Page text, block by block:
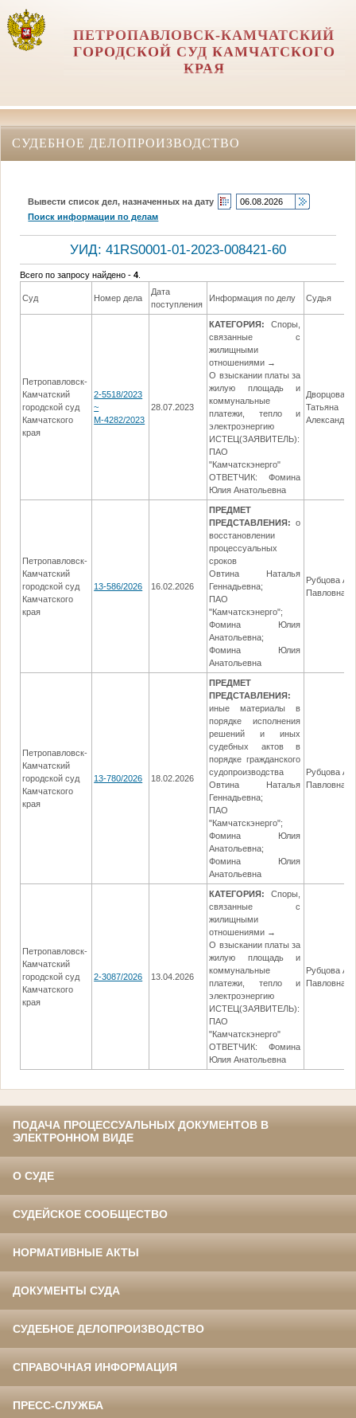
ПЕТРОПАВЛОВСК-КАМЧАТСКИЙ
ГОРОДСКОЙ СУД КАМЧАТСКОГО
КРАЯ
СУДЕБНОЕ ДЕЛОПРОИЗВОДСТВО
Вывести список дел, назначенных на дату
Поиск информации по делам
УИД: 41RS0001-01-2023-008421-60
Всего по запросу найдено -4
Суд Номер дела
Дата
поступления
Информация по делу Судья
Петропавловск-
Камчатский
городской суд
Камчатского
края
2-5518/2023
~
М-4282/2023
28.07.2023
КАТЕГОРИЯ:
Споры,
связанные с
жилищными
отношениями →
О взыскании платы за
жилую площадь и
коммунальные
платежи, тепло и
электроэнергию
ИСТЕЦ(ЗАЯВИТЕЛЬ):
ПАО
"Камчатскэнерго"
ОТВЕТЧИК: Фомина
Юлия Анатольевна
Дворцова
Татьяна
Петропавловск-
Камчатский
городской суд
Камчатского
края
13-586/2026 16.02.2026
ПРЕДМЕТ
ПРЕДСТАВЛЕНИЯ: о
восстановлении
процессуальных
сроков
Овтина Наталья
Геннадьевна;
ПАО
"Камчатскэнерго";
Фомина Юлия
Анатольевна;
Фомина Юлия
Анатольевна
Рубцова
Павловна
Петропавловск-
Камчатский
городской суд
Камчатского
края
13-780/2026 18.02.2026
ПРЕДМЕТ
ПРЕДСТАВЛЕНИЯ:
иные материалы в
порядке исполнения
решений и иных
судебных актов в
порядке гражданского
судопроизводства
Овтина Наталья
Геннадьевна;
ПАО
"Камчатскэнерго";
Фомина Юлия
Анатольевна;
Фомина Юлия
Анатольевна
Рубцова
Павловна
Петропавловск-
Камчатский
городской суд
Камчатского
края
2-3087/2026 13.04.2026
КАТЕГОРИЯ:
Споры,
связанные с
жилищными
отношениями →
О взыскании платы за
жилую площадь и
коммунальные
платежи, тепло и
электроэнергию
ИСТЕЦ(ЗАЯВИТЕЛЬ):
ПАО
"Камчатскэнерго"
ОТВЕТЧИК: Фомина
Юлия Анатольевна
Рубцова
Павловна
ПОДАЧА ПРОЦЕССУАЛЬНЫХ ДОКУМЕНТОВ В
ЭЛЕКТРОННОМ ВИДЕ
О СУДЕ
СУДЕЙСКОЕ СООБЩЕСТВО
НОРМАТИВНЫЕ АКТЫ
ДОКУМЕНТЫ СУДА
СУДЕБНОЕ ДЕЛОПРОИЗВОДСТВО
СПРАВОЧНАЯ ИНФОРМАЦИЯ
ПРЕСС-СЛУЖБА